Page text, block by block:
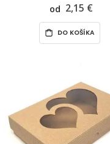
od 2,15 €
DO KOŠÍKA